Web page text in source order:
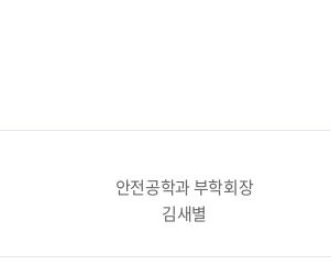
안전공학과 부학회장
김새별